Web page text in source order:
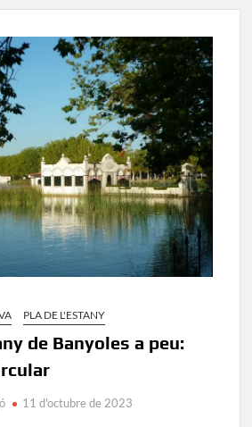
PLA DE L'ESTANY
de Banyoles a peu:
11 d'octubre de 2023